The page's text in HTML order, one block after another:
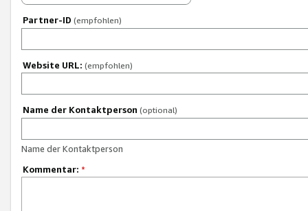
Partner-ID (empfohlen)
Website URL: (empfohlen)
Name der Kontaktperson (optional)
Name der Kontaktperson
Kommentar: *